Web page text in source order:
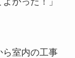
ら室内の工事